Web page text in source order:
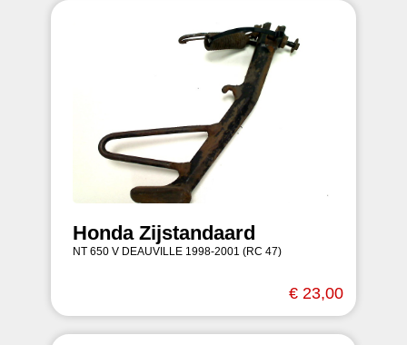
Honda Zijstandaard
NT 650 V DEAUVILLE 1998-2001 (RC 47)
€ 23,00